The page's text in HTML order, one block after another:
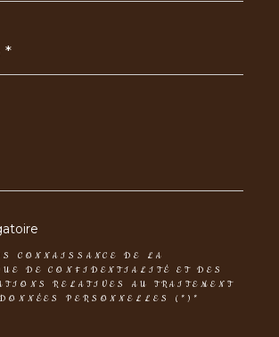
CONNAISSANCE DE LA
DE CONFIDENTIALITÉ ET DES
RELATIVES AU TRAITEMENT
PERSONNELLES (*)*